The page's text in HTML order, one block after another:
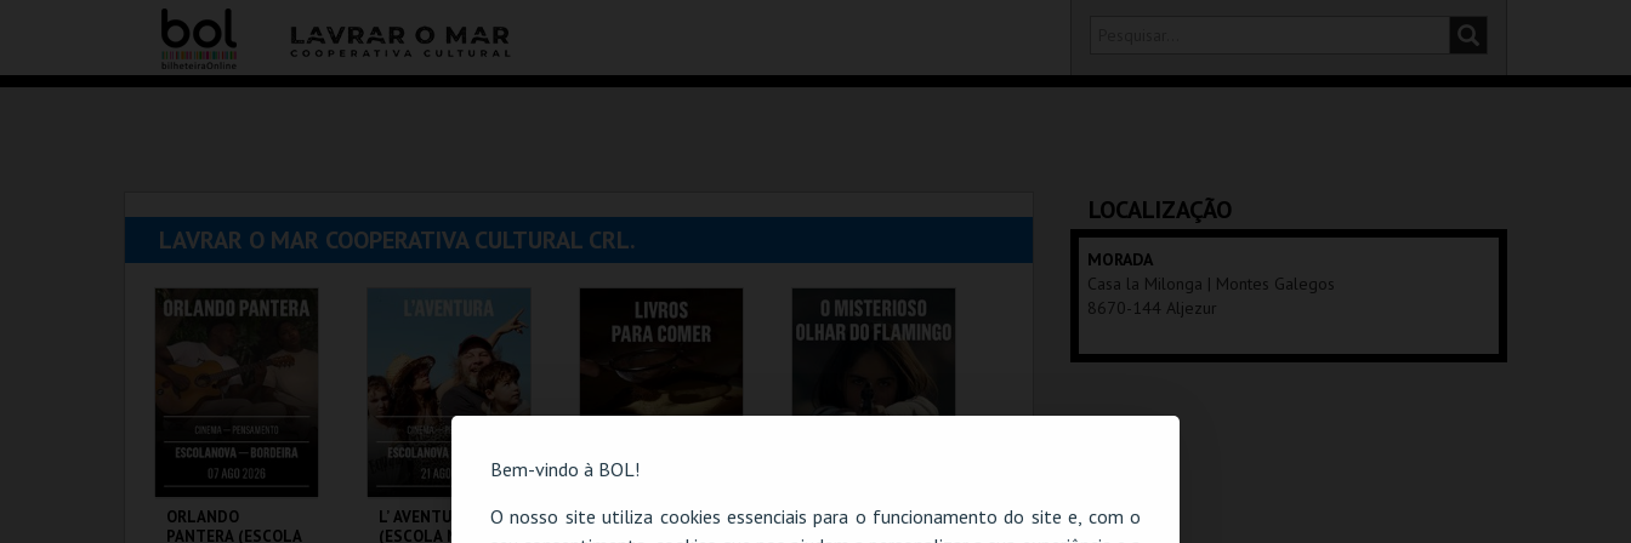
Bem-vindo à BOL!
O nosso site utiliza cookies essenciais para o funcionamento do site e, com o
LAVRAR O MAR COOPERATIVA CULTURAL CRL.
ORLANDO
PANTERA (ESCOLA
L’ AVENTURA
(ESCOLA NOVA)
LIVROS PARA
COMER_2026
O MISTERIOSO
OLHAR DO
LOCALIZAÇÃO
MORADA
Casa la Milonga | Montes Galegos
8670-144 Aljezur